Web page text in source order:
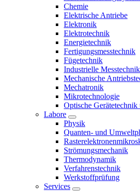
Chemie
Elektrische Antriebe
Elektronik
Elektrotechnik
Energietechnik
Fertigungsmesstechnik
Fügetechnik
Industrielle Messtechnik
Mechanische
Mechatronik
Mikrotechnologie
Optische
Labore
Physik
Quanten- und
Strömungsmechanik
Thermodynamik
Verfahrenstechnik
Werkstoffprüfung
Services